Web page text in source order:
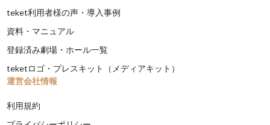
teket利用者様の声・導入事例
資料・マニュアル
登録済み劇場・ホール一覧
teketロゴ・プレスキット（メディアキット）
運営会社情報
利用規約